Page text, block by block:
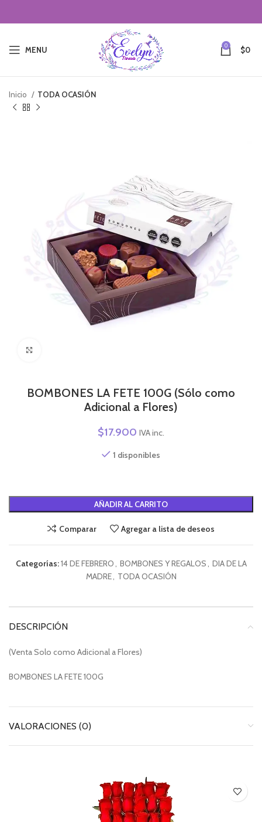
MENU 0 $0
Inicio TODA OCASIÓN
BOMBONES LA FETE 100G (Sólo como
Adicional a Flores)
$17.900 IVA inc.
1 disponibles
AÑADIR AL CARRITO
Comparar Agregar a lista de deseos
Categorías:14 DE FEBRERO, BOMBONES Y REGALOS, DIA DE LA
MADRE, TODA OCASIÓN
DESCRIPCIÓN
(Venta Solo como Adicional a Flores)
BOMBONES LA FETE 100G
VALORACIONES (0)